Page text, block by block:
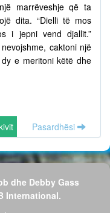
marrëveshje që ta
dita. “Dielli të mos
i jepni vend djallit.”
caktoni një
e meritoni këtë dhe
Pasardhësi
dhe Debby Gass
International.